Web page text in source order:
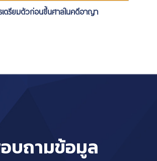
เตรียมตัวก่อนขึ้นศาลในคดีอาญา
บถามข้อมูล